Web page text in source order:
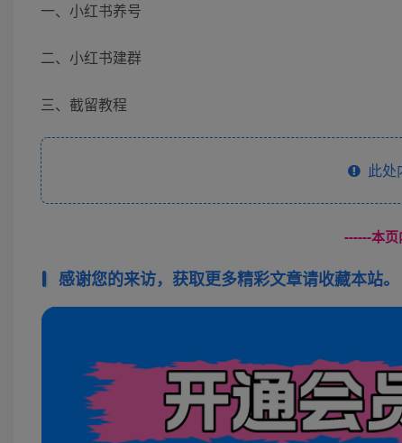
一、小红书养号
二、小红书建群
三、截留教程
此处
------本
感谢您的来访，获取更多精彩文章请收藏本站。